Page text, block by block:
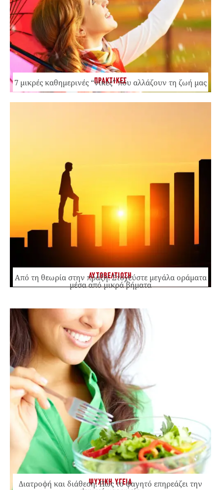
ΠΡΑΚΤΙΚΕΣ
7 μικρές καθημερινές “νίκες” που αλλάζουν τη ζωή μας
ΑΥΤΟΒΕΛΤΙΩΣΗ
Από τη θεωρία στην πράξη: Στοχεύστε μεγάλα οράματα
μέσα από μικρά βήματα
ΨΥΧΙΚΗ ΥΓΕΙΑ
Διατροφή και διάθεση: Πώς το φαγητό επηρεάζει την